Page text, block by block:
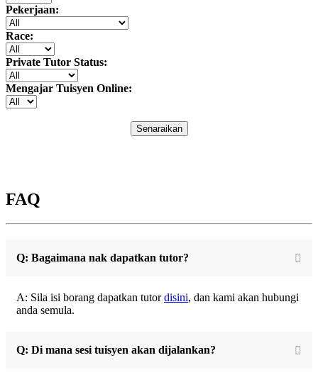
Pekerjaan:
Race:
Private Tutor Status:
Mengajar Tuisyen Online:
Senaraikan
FAQ
Q: Bagaimana nak dapatkan tutor?
A: Sila isi borang dapatkan tutordisini, dan kami akan hubungi
anda semula.
Q: Di mana sesi tuisyen akan dijalankan?